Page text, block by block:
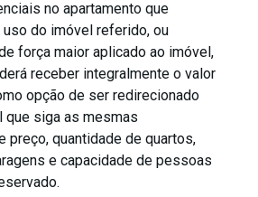
no apartamento que
do imóvel referido, ou
força maior aplicado ao imóvel,
receber integralmente o valor
opção de ser redirecionado
que siga as mesmas
preço, quantidade de quartos,
e capacidade de pessoas